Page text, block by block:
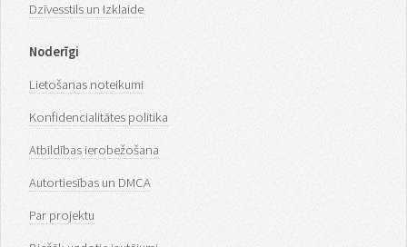
Dzīvesstils un Izklaide
Noderīgi
Lietošanas noteikumi
Konfidencialitātes politika
Atbildības ierobežošana
Autortiesības un DMCA
Par projektu